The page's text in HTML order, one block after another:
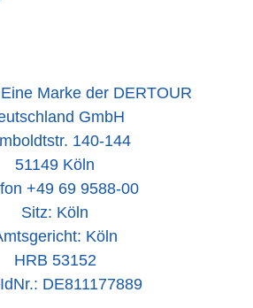
Marke der DERTOUR
GmbH
140-144
51149 Köln
+49 69 9588-00
Sitz: Köln
Köln
HRB 53152
DE811177889